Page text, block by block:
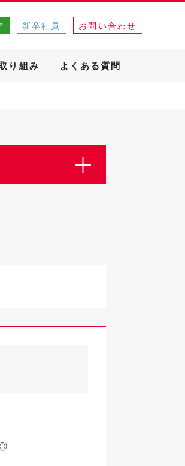
新卒社員 お問い合わせ
り組み よくある質問